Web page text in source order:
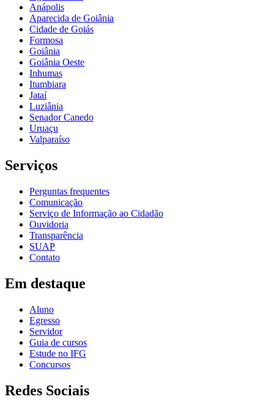
Anápolis
Aparecida de Goiânia
Cidade de Goiás
Formosa
Goiânia
Goiânia Oeste
Inhumas
Itumbiara
Jataí
Luziânia
Senador Canedo
Uruaçu
Valparaíso
Serviços
Perguntas frequentes
Comunicação
Serviço de Informação ao Cidadão
Ouvidoria
Transparência
SUAP
Contato
Em destaque
Aluno
Egresso
Servidor
Guia de cursos
Estude no IFG
Concursos
Redes Sociais